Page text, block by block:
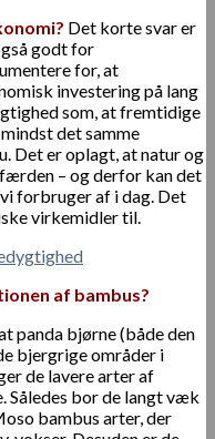
Det korte svar er
godt for
for, at
investering på lang
som, at fremtidige
det samme
Det er oplagt, at natur og
– og derfor kan det
forbruger af i dag. Det
virkemidler til.
af ​​bambus?
panda bjørne (både den
bjergrige områder i
de lavere arter af
Således bor de langt væk
bambus arter, der